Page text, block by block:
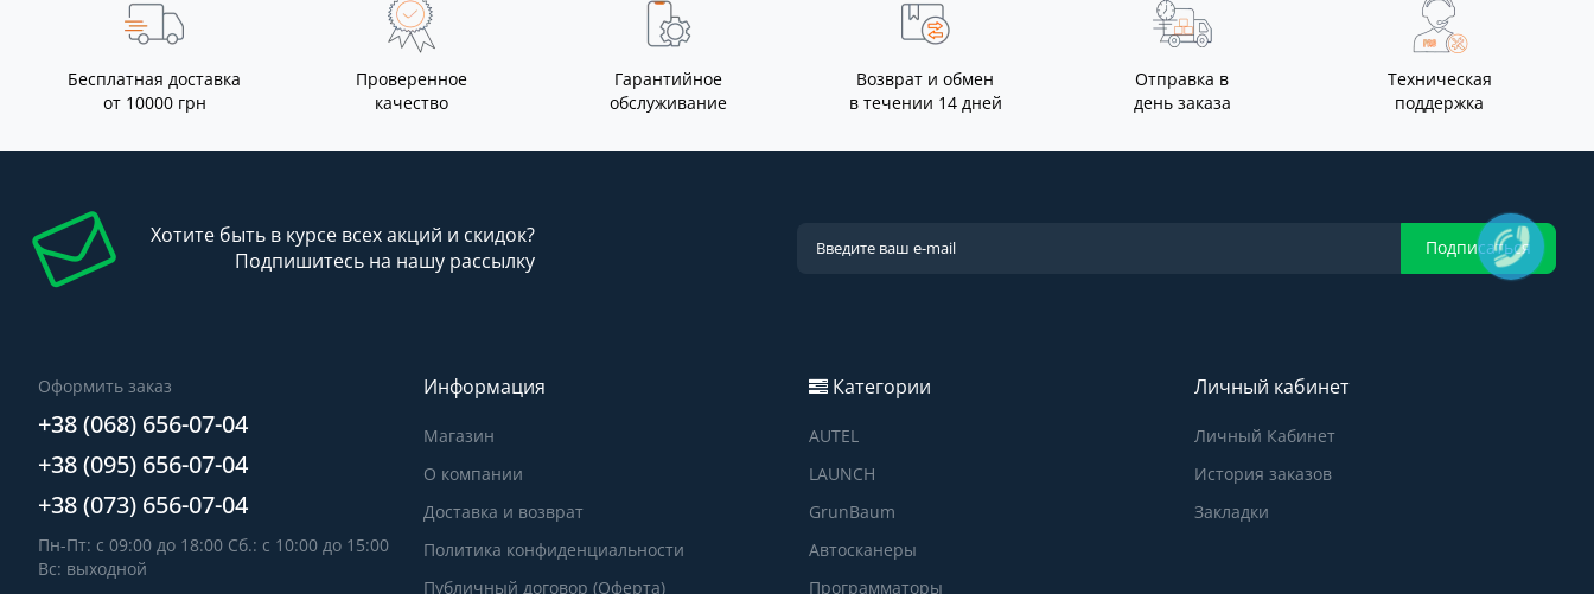
Бесплатная доставка
от 10000 грн
Проверенное
качество
Гарантийное
обслуживание
Возврат и обмен
в течении 14 дней
Отправка в
день заказа
Техническая
поддержка
Хотите быть в курсе всех акций и скидок?
Подпишитесь на нашу рассылку
Подписаться
Оформить заказ
+38 (068) 656-07-04
+38 (095) 656-07-04
+38 (073) 656-07-04
Пн-Пт: с 09:00 до 18:00 Сб.: с 10:00 до 15:00
Вс: выходной
Информация
Магазин
О компании
Доставка и возврат
Политика конфиденциальности
Публичный договор (Оферта)
Категории
AUTEL
LAUNCH
GrunBaum
Автосканеры
Программаторы
Личный кабинет
Личный Кабинет
История заказов
Закладки